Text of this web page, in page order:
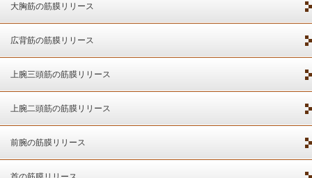
大胸筋の筋膜リリース
広背筋の筋膜リリース
上腕三頭筋の筋膜リリース
上腕二頭筋の筋膜リリース
前腕の筋膜リリース